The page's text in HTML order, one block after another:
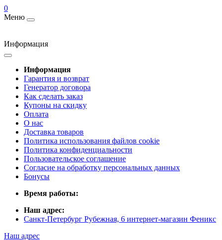
0
Меню
Информация
Информация
Гарантия и возврат
Генератор договора
Как сделать заказ
Купоны на скидку
Оплата
О нас
Доставка товаров
Политика использования файлов cookie
Политика конфиденциальности
Пользовательское соглашение
Согласие на обработку персональных данных
Бонусы
Время работы:
Наш адрес:
Санкт-Петербург Рубежная, 6 интернет-магазин Феникс
Наш адрес